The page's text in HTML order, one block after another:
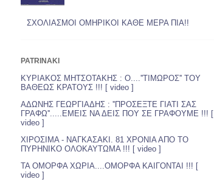
ΣΧΟΛΙΑΣΜΟΙ ΟΜΗΡΙΚΟΙ ΚΑΘΕ ΜΕΡΑ ΠΙΑ!!
PATRINAKI
ΚΥΡΙΑΚΟΣ ΜΗΤΣΟΤΑΚΗΣ : Ο....''ΤΙΜΩΡΟΣ'' ΤΟΥ
ΒΑΘΕΩΣ ΚΡΑΤΟΥΣ !!! [ video ]
ΑΔΩΝΗΣ ΓΕΩΡΓΙΑΔΗΣ : ''ΠΡΟΣΕΞΤΕ ΓΙΑΤΙ ΣΑΣ
ΓΡΑΦΩ''.....ΕΜΕΙΣ ΝΑ ΔΕΙΣ ΠΟΥ ΣΕ ΓΡΑΦΟΥΜΕ !!! [
video ]
ΧΙΡΟΣΙΜΑ - ΝΑΓΚΑΣΑΚΙ. 81 ΧΡΟΝΙΑ ΑΠΟ ΤΟ
ΠΥΡΗΝΙΚΟ ΟΛΟΚΑΥΤΩΜΑ !!! [ video ]
ΤΑ ΟΜΟΡΦΑ ΧΩΡΙΑ....ΟΜΟΡΦΑ ΚΑΙΓΟΝΤΑΙ !!! [
video ]